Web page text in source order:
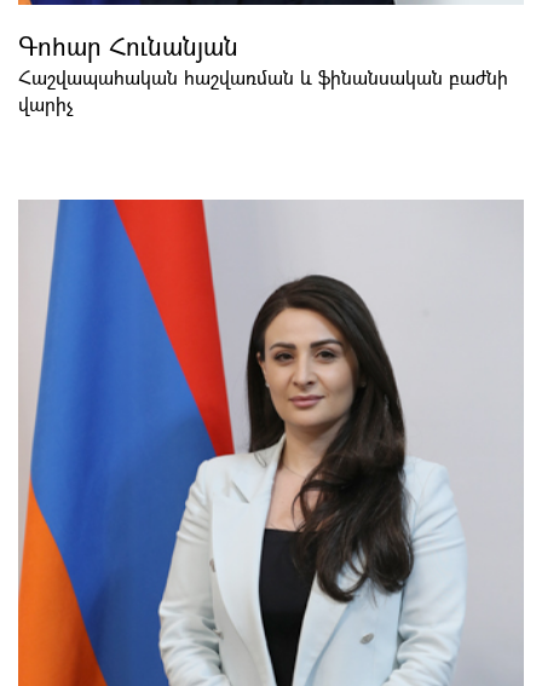
Գոհար Հունանյան
Հաշվապահական հաշվառման և ֆինանսական բաժնի
վարիչ